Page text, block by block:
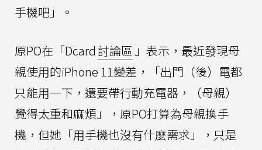
手機吧」。
原PO在「Dcard 討論區 」表示，最近發現母
親使用的iPhone 11變差，「出門（後）電都
只能用一下，還要帶行動充電器，（母親）
覺得太重和麻煩」，原PO打算為母親換手
機，但她「用手機也沒有什麼需求」，只是